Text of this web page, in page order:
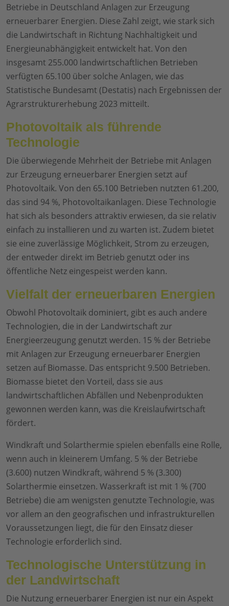
Betriebe in Deutschland Anlagen zur Erzeugung
erneuerbarer Energien. Diese Zahl zeigt, wie stark sich
die Landwirtschaft in Richtung Nachhaltigkeit und
Energieunabhängigkeit entwickelt hat. Von den
insgesamt 255.000 landwirtschaftlichen Betrieben
verfügten 65.100 über solche Anlagen, wie das
Statistische Bundesamt (Destatis) nach Ergebnissen der
Agrarstrukturerhebung 2023 mitteilt.
Photovoltaik als führende
Technologie
Die überwiegende Mehrheit der Betriebe mit Anlagen
zur Erzeugung erneuerbarer Energien setzt auf
Photovoltaik. Von den 65.100 Betrieben nutzten 61.200,
das sind 94 %, Photovoltaikanlagen. Diese Technologie
hat sich als besonders attraktiv erwiesen, da sie relativ
einfach zu installieren und zu warten ist. Zudem bietet
sie eine zuverlässige Möglichkeit, Strom zu erzeugen,
der entweder direkt im Betrieb genutzt oder ins
öffentliche Netz eingespeist werden kann.
Vielfalt der erneuerbaren Energien
Obwohl Photovoltaik dominiert, gibt es auch andere
Technologien, die in der Landwirtschaft zur
Energieerzeugung genutzt werden. 15 % der Betriebe
mit Anlagen zur Erzeugung erneuerbarer Energien
setzen auf Biomasse. Das entspricht 9.500 Betrieben.
Biomasse bietet den Vorteil, dass sie aus
landwirtschaftlichen Abfällen und Nebenprodukten
gewonnen werden kann, was die Kreislaufwirtschaft
fördert.
Windkraft und Solarthermie spielen ebenfalls eine Rolle,
wenn auch in kleinerem Umfang. 5 % der Betriebe
(3.600) nutzen Windkraft, während 5 % (3.300)
Solarthermie einsetzen. Wasserkraft ist mit 1 % (700
Betriebe) die am wenigsten genutzte Technologie, was
vor allem an den geografischen und infrastrukturellen
Voraussetzungen liegt, die für den Einsatz dieser
Technologie erforderlich sind.
Technologische Unterstützung in
der Landwirtschaft
Die Nutzung erneuerbarer Energien ist nur ein Aspekt